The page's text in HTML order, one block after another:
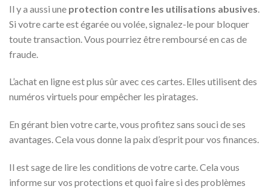
Il y a aussi une protection contre les utilisations abusives
Si votre carte est égarée ou volée, signalez-le pour bloquer
toute transaction. Vous pourriez être remboursé en cas de
fraude.
L’achat en ligne est plus sûr avec ces cartes. Elles utilisent des
numéros virtuels pour empêcher les piratages.
En gérant bien votre carte, vous profitez sans souci de ses
avantages. Cela vous donne la paix d’esprit pour vos finances.
Il est sage de lire les conditions de votre carte. Cela vous
informe sur vos protections et quoi faire si des problèmes